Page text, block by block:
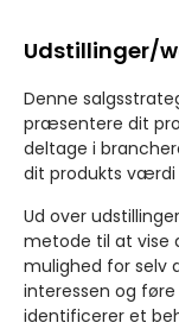
Udstillinger/
Denne
præsentere dit
deltage i
dit produkts værdi
Ud over
metode til at vise
mulighed for selv
interessen og
identificerer et